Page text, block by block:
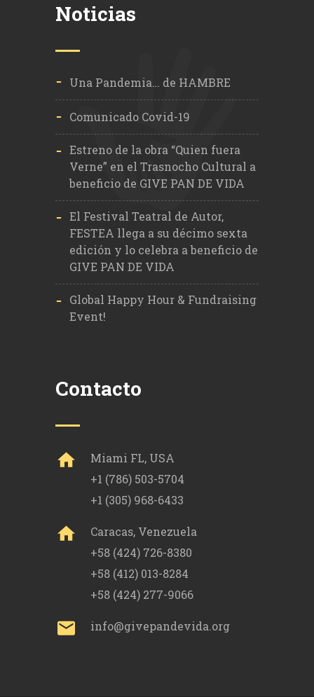
Noticias
Una Pandemia… de HAMBRE
Comunicado Covid-19
Estreno de la obra “Quien fuera
Verne” en el Trasnocho Cultural a
beneficio de GIVE PAN DE VIDA
El Festival Teatral de Autor,
FESTEA llega a su décimo sexta
edición y lo celebra a beneficio de
GIVE PAN DE VIDA
Global Happy Hour & Fundraising
Event!
Contacto
Miami FL, USA
+1 (786) 503-5704
+1 (305) 968-6433
Caracas, Venezuela
+58 (424) 726-8380
+58 (412) 013-8284
+58 (424) 277-9066
info@givepandevida.org